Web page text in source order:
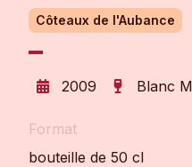
Côteaux de l'Aubance
2009 Blanc
Format
bouteille de 50 cl